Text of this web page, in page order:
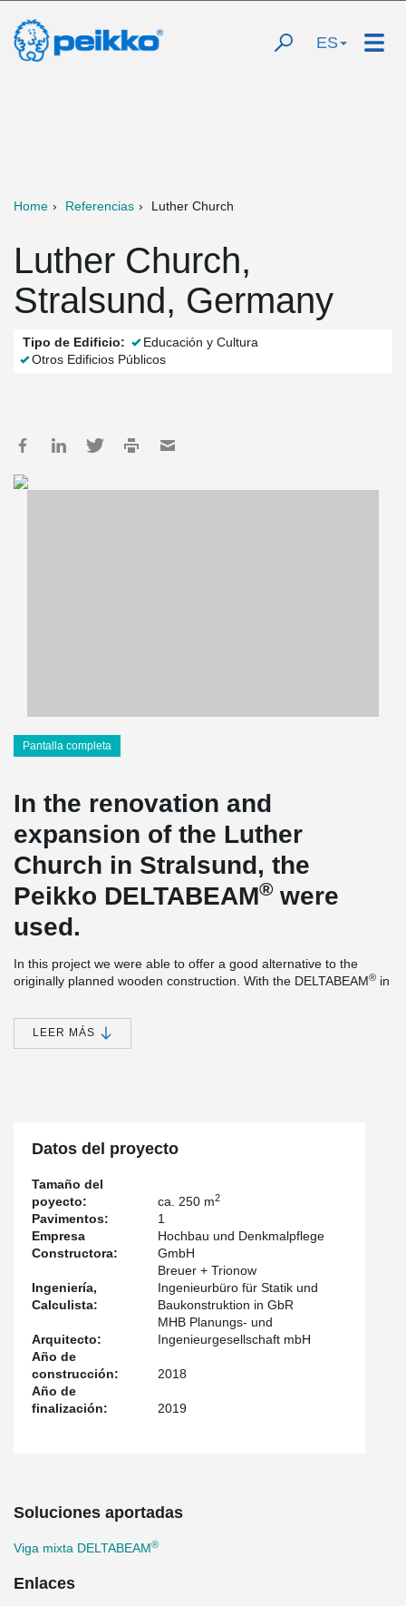
ES
Home Referencias Luther Church
Luther Church,
Stralsund, Germany
Tipo de Edificio:
Educación y Cultura
Otros Edificios Públicos
Pantalla completa
In the renovation and
expansion of the Luther
Church in Stralsund, the
Peikko DELTABEAM® were
used.
In this project we were able to offer a good alternative to the
originally planned wooden construction. With the DELTABEAM® in
good solution.
The main challenge here were the high requirements in terms of
LEER MÁS
Datos del proyecto
Tamaño del
poyecto:
ca. 250 m2
Pavimentos:
1
Empresa
Constructora:
Hochbau und Denkmalpflege
GmbH
Ingeniería,
Calculista:
Breuer + Trionow
Ingenieurbüro für Statik und
Baukonstruktion in GbR
Arquitecto:
MHB Planungs- und
Ingenieurgesellschaft mbH
Año de
construcción:
2018
Año de
finalización:
2019
Soluciones aportadas
Viga mixta DELTABEAM®
Enlaces